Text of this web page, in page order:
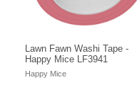
Lawn Fawn Washi Tape -
Happy Mice LF3941
Happy Mice